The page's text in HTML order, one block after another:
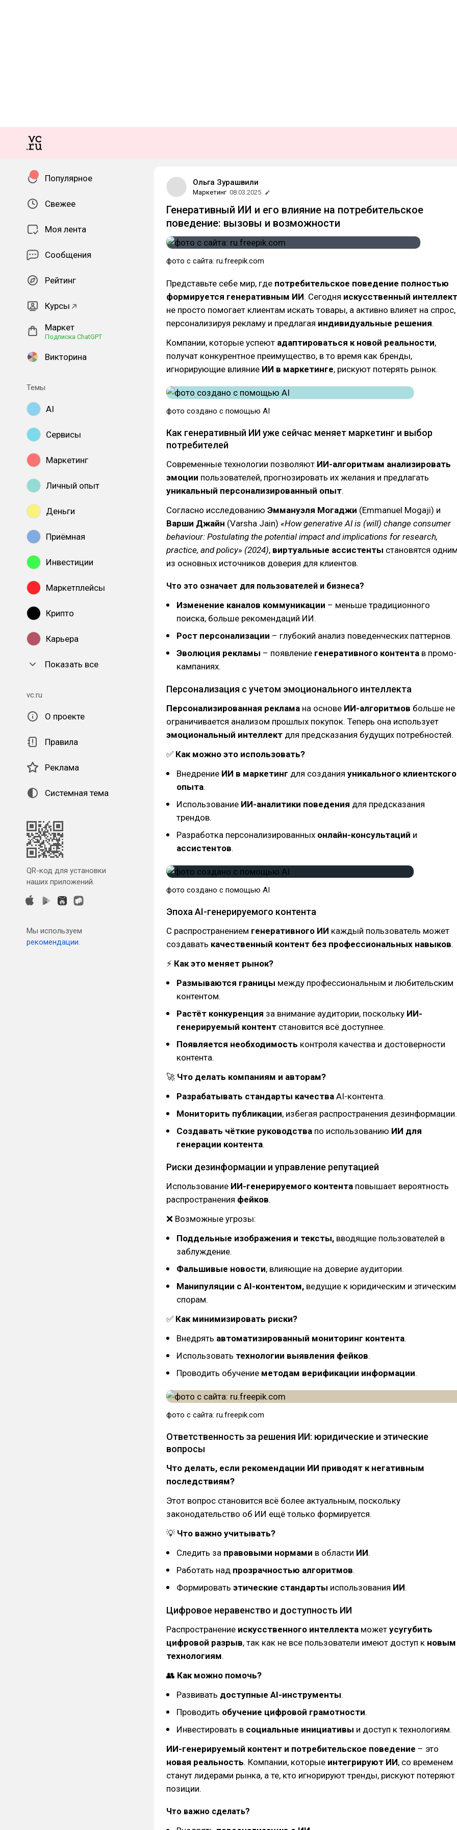
Популярное
Свежее
Моя лента
Сообщения
Рейтинг
Курсы
Маркет
Подписка ChatGPT
Викторина
Темы
AI
Сервисы
Маркетинг
Личный опыт
Деньги
Приёмная
Инвестиции
Маркетплейсы
Крипто
Карьера
Показать все
vc.ru
О проекте
Правила
Реклама
Системная тема
QR-код для установки
наших приложений.
Мы используем
рекомендации.
Ольга Зурашвили
Маркетинг 08.03.2025
Генеративный ИИ и его влияние на потребительское
поведение: вызовы и возможности
фото с сайта: ru.freepik.com
Представьте себе мир, где потребительское поведение полностью
формируется генеративным ИИ. Сегодня искусственный интеллект
не просто помогает клиентам искать товары, а активно влияет на спрос,
персонализируя рекламу и предлагая индивидуальные решения.
Компании, которые успеют адаптироваться к новой реальности,
получат конкурентное преимущество, в то время как бренды,
игнорирующие влияние ИИ в маркетинге, рискуют потерять рынок.
фото создано с помощью AI
Как генеративный ИИ уже сейчас меняет маркетинг и выбор
потребителей
Современные технологии позволяют ИИ-алгоритмам анализировать
эмоции пользователей, прогнозировать их желания и предлагать
уникальный персонализированный опыт.
Согласно исследованию Эммануэля Могаджи (Emmanuel Mogaji) и
Варши Джайн (Varsha Jain) «How generative AI is (will) change consumer
behaviour: Postulating the potential impact and implications for research,
practice, and policy» (2024), виртуальные ассистенты становятся
из основных источников доверия для клиентов.
Что это означает для пользователей и бизнеса?
Изменение каналов коммуникации – меньше традиционного
поиска, больше рекомендаций ИИ.
Рост персонализации – глубокий анализ поведенческих паттернов.
Эволюция рекламы – появление генеративного контента в промо-
кампаниях.
Персонализация с учетом эмоционального интеллекта
Персонализированная реклама на основе ИИ-алгоритмов больше не
ограничивается анализом прошлых покупок. Теперь она использует
эмоциональный интеллект для предсказания будущих потребностей.
✅ Как можно это использовать?
Внедрение ИИ в маркетинг для создания уникального клиентского
опыта.
Использование ИИ-аналитики поведения для предсказания
трендов.
Разработка персонализированных онлайн-консультаций и
ассистентов.
фото создано с помощью AI
Эпоха AI-генерируемого контента
С распространением генеративного ИИ каждый пользователь может
создавать качественный контент без профессиональных навыков.
⚡ Как это меняет рынок?
Размываются границы между профессиональным и любительским
контентом.
Растёт конкуренция за внимание аудитории, поскольку ИИ-
генерируемый контент становится всё доступнее.
Появляется необходимость контроля качества и достоверности
контента.
🚀 Что делать компаниям и авторам?
Разрабатывать стандарты качества AI-контента.
Мониторить публикации, избегая распространения дезинформации.
Создавать чёткие руководства по использованию ИИ для
генерации контента.
Риски дезинформации и управление репутацией
Использование ИИ-генерируемого контента повышает вероятность
распространения фейков.
❌ Возможные угрозы:
Поддельные изображения и тексты, вводящие пользователей в
заблуждение.
Фальшивые новости, влияющие на доверие аудитории.
Манипуляции с AI-контентом, ведущие к юридическим и этическим
спорам.
✅ Как минимизировать риски?
Внедрять автоматизированный мониторинг контента.
Использовать технологии выявления фейков.
Проводить обучение методам верификации информации.
фото с сайта: ru.freepik.com
Ответственность за решения ИИ: юридические и этические
вопросы
Что делать, если рекомендации ИИ приводят к негативным
последствиям?
Этот вопрос становится всё более актуальным, поскольку
законодательство об ИИ ещё только формируется.
💡 Что важно учитывать?
Следить за правовыми нормами в области ИИ.
Работать над прозрачностью алгоритмов.
Формировать этические стандарты использования ИИ.
Цифровое неравенство и доступность ИИ
Распространение искусственного интеллекта может усугубить
цифровой разрыв, так как не все пользователи имеют доступ к новым
технологиям.
👥 Как можно помочь?
Развивать доступные AI-инструменты.
Проводить обучение цифровой грамотности.
Инвестировать в социальные инициативы и доступ к технологиям.
ИИ-генерируемый контент и потребительское поведение – это
новая реальность. Компании, которые интегрируют ИИ, со временем
станут лидерами рынка, а те, кто игнорируют тренды, рискуют потеряют
позиции.
Что важно сделать?